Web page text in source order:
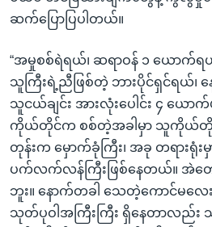
ဆက်ပြောပြပါတယ်။
“အမှုစစ်ရဲရယ်၊ ဆရာဝန် ၁ ယောက်ရယ်
သူကြီးရဲ့ညီဖြစ်တဲ့ ဘားပိုင်ရှင်ရယ်၊ န
သူငယ်ချင်း အားလုံးပေါင်း ၄ ယော
ကိုယ်တိုင်က စစ်တဲ့အခါမှာ သူကိုယ်တိုင်
တုန်းက မှောက်ခုံကြီး၊ အခု တရားရုံ
ပက်လက်လန်ကြီးဖြစ်နေတယ်။ အဲတ
ဘူး။ နောက်တခါ သေတဲ့ကောင်မလေ
သုတ်ပုဝါအကြီးကြီး ရှိနေတာလည်း